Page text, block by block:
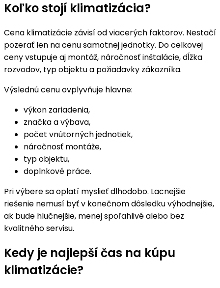
Koľko stojí klimatizácia?
Cena klimatizácie závisí od viacerých faktorov. Nestačí
pozerať len na cenu samotnej jednotky. Do celkovej
ceny vstupuje aj montáž, náročnosť inštalácie, dĺžka
rozvodov, typ objektu a požiadavky zákazníka.
Výslednú cenu ovplyvňuje hlavne:
výkon zariadenia,
značka a výbava,
počet vnútorných jednotiek,
náročnosť montáže,
typ objektu,
doplnkové práce.
Pri výbere sa oplatí myslieť dlhodobo. Lacnejšie
riešenie nemusí byť v konečnom dôsledku výhodnejšie,
ak bude hlučnejšie, menej spoľahlivé alebo bez
kvalitného servisu.
Kedy je najlepší čas na kúpu
klimatizácie?